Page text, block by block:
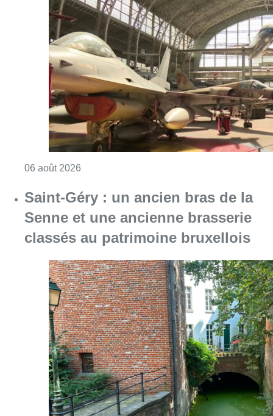
06 août 2026
Saint-Géry : un ancien bras de la
Senne et une ancienne brasserie
classés au patrimoine bruxellois